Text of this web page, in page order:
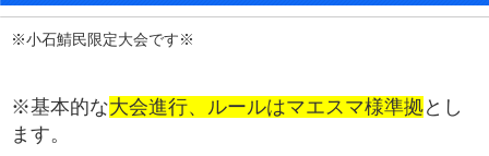
※小石鯖民限定大会です※
※ 基本的な大会進行、ルールはマエスマ様準拠とし
ます。